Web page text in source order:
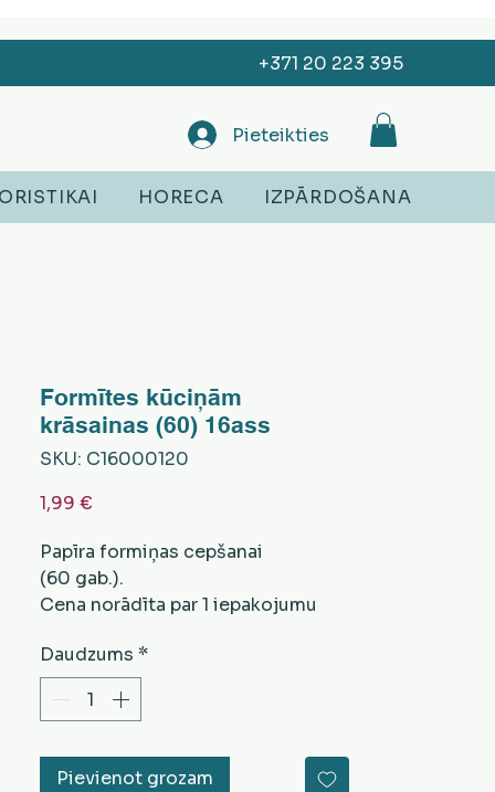
+371 20 223 395
Pieteikties
HORECA IZPĀRDOŠANA
Formītes kūciņām
krāsainas (60) 16ass
SKU: C16000120
1,99 €
Papīra formiņas cepšanai
(60 gab.).
Cena norādīta par 1 iepakojumu
Asorti - 16 veidi.
Daudzums *
Pievienot grozam